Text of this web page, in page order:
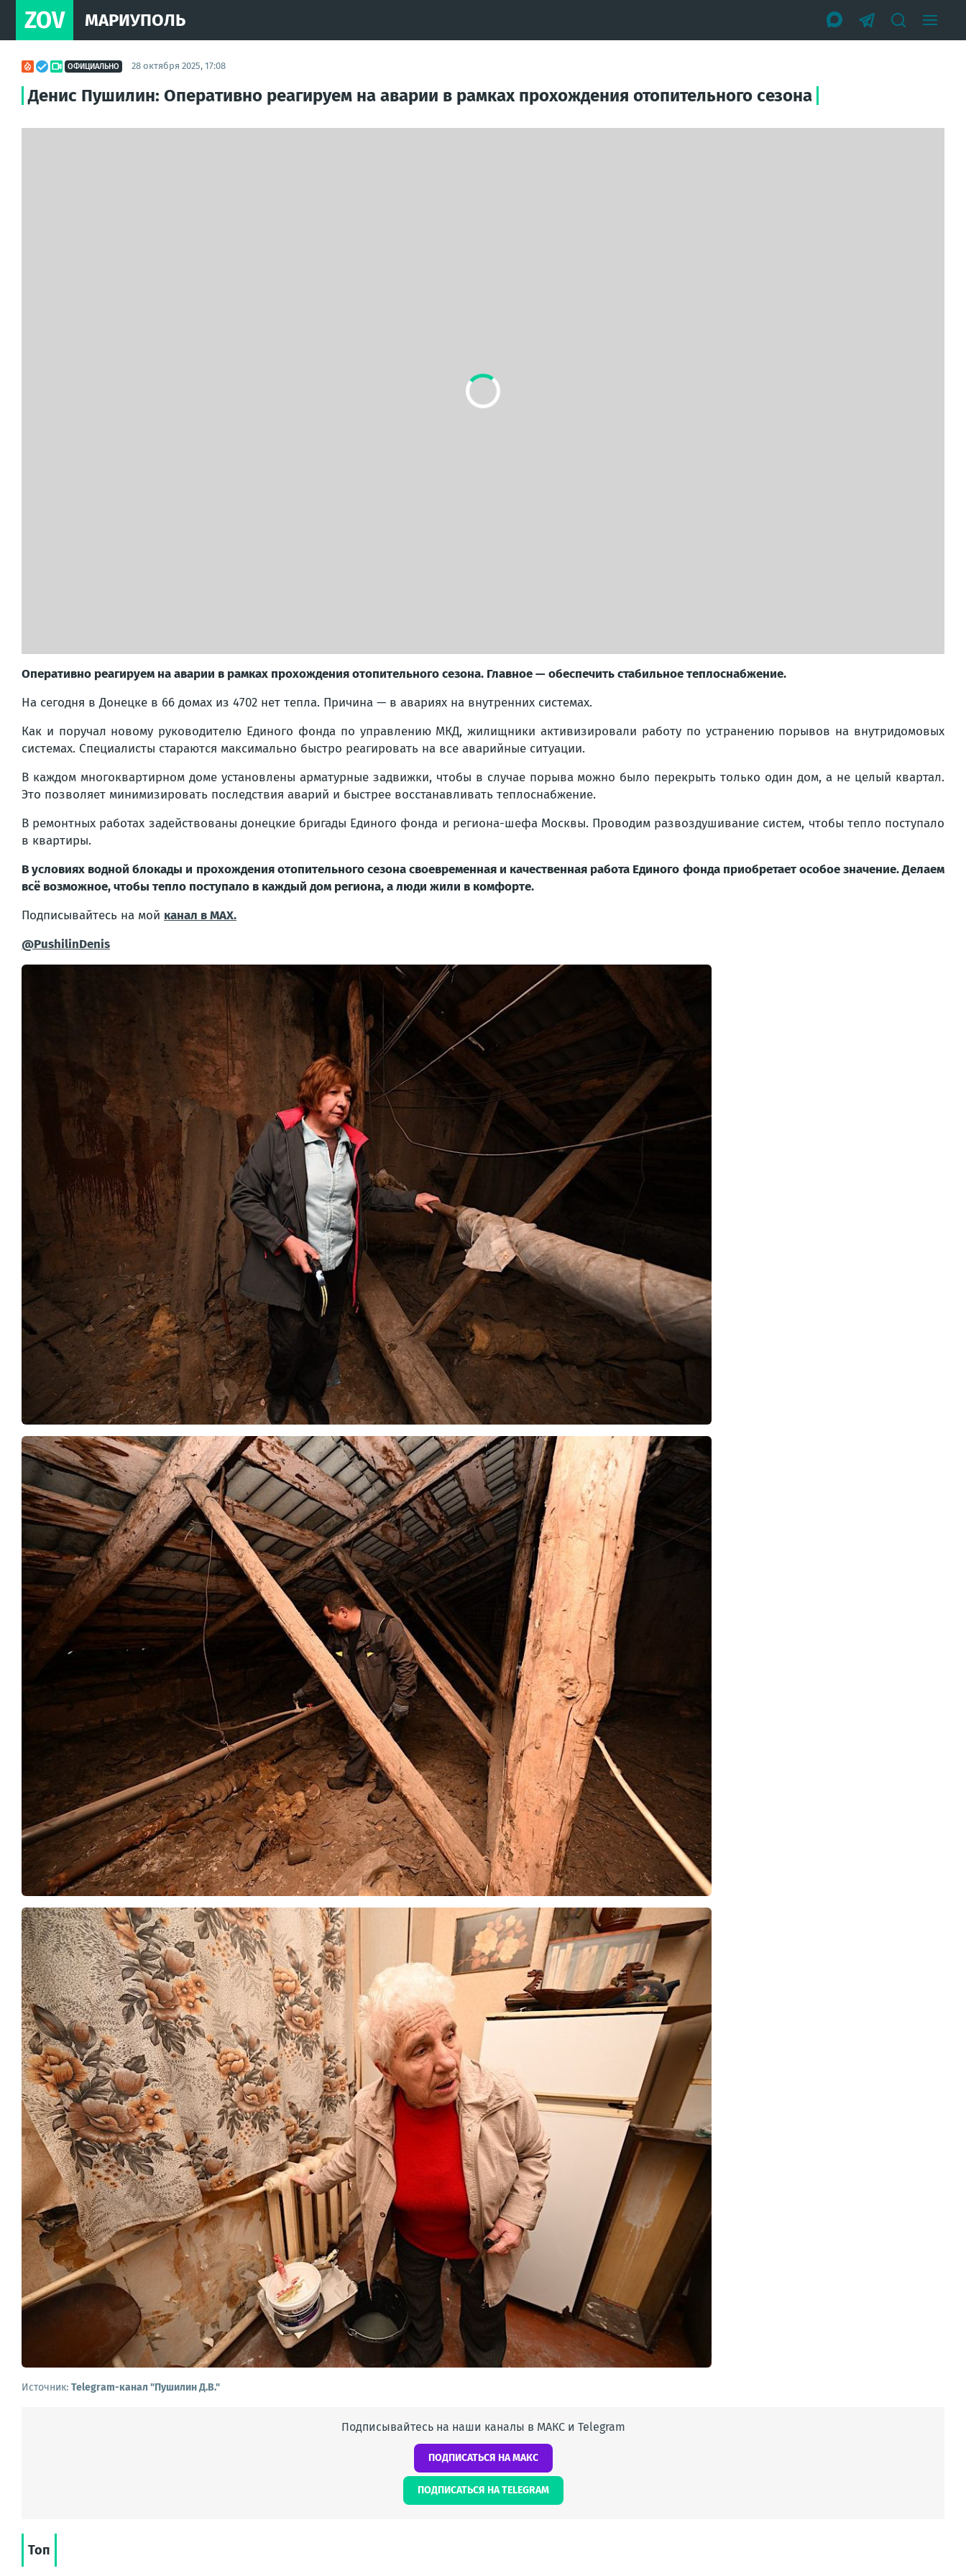
ZOV МАРИУПОЛЬ
ОФИЦИАЛЬНО 28 октября 2025, 17:08
Денис Пушилин: Оперативно реагируем на аварии в рамках прохождения отопительного сезона
Оперативно реагируем на аварии в рамках прохождения отопительного сезона. Главное — обеспечить стабильное теплоснабжение.
На сегодня в Донецке в 66 домах из 4702 нет тепла. Причина — в авариях на внутренних системах.
Как и поручал новому руководителю Единого фонда по управлению МКД, жилищники активизировали работу по устранению порывов на внутридомовых
системах. Специалисты стараются максимально быстро реагировать на все аварийные ситуации.
В каждом многоквартирном доме установлены арматурные задвижки, чтобы в случае порыва можно было перекрыть только один дом, а не целый квартал.
Это позволяет минимизировать последствия аварий и быстрее восстанавливать теплоснабжение.
В ремонтных работах задействованы донецкие бригады Единого фонда и региона-шефа Москвы. Проводим развоздушивание систем, чтобы тепло поступало
в квартиры.
В условиях водной блокады и прохождения отопительного сезона своевременная и качественная работа Единого фонда приобретает особое значение. Делаем
всё возможное, чтобы тепло поступало в каждый дом региона, а люди жили в комфорте.
Подписывайтесь на мой канал в MAX.
@PushilinDenis
Источник: Telegram-канал "Пушилин Д.В."
Подписывайтесь на наши каналы в МАКС и Telegram
ПОДПИСАТЬСЯ НА МАКС
ПОДПИСАТЬСЯ НА TELEGRAM
Топ